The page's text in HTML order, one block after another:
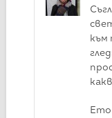
към
Ето